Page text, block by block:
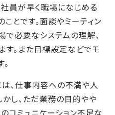
員が早く職場になじめる
とです。面談やミーティン
で必要なシステムの理解、
す。また目標設定などでモ
、仕事内容への不満や人
し、ただ業務の目的やや
コミュニケーション不足な